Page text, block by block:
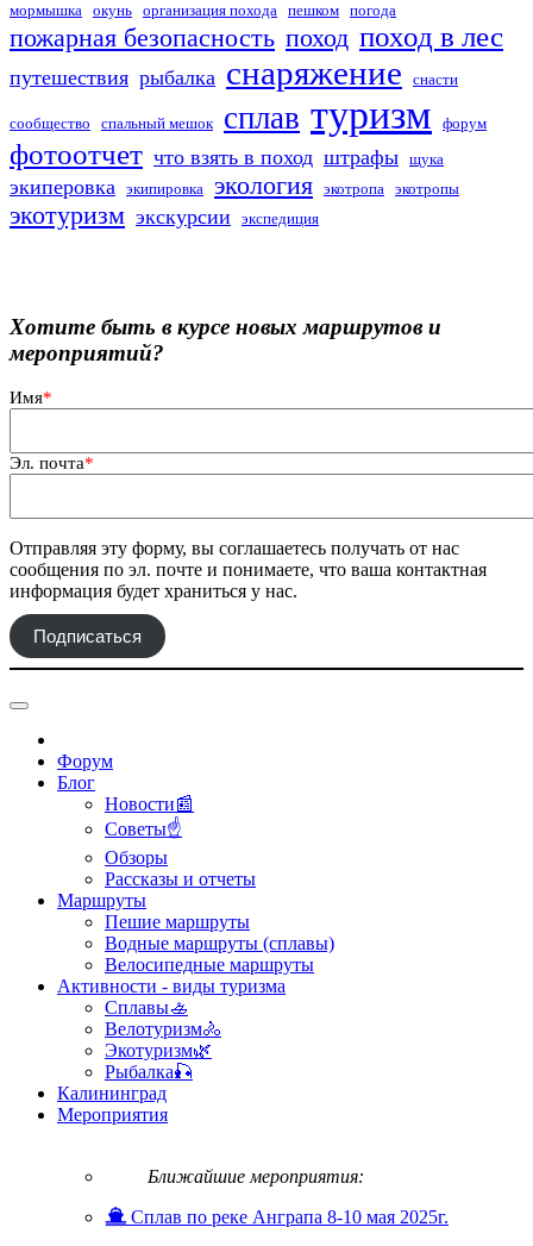
мормышка окунь организация похода пешком погода
пожарная безопасность поход поход в лес
путешествия рыбалка снаряжение снасти
сообщество спальный мешок сплав туризм форум
фотоотчет что взять в поход штрафы щука
экиперовка экипировка экология экотропа экотропы
экотуризм экскурсии экспедиция
Хотите быть в курсе новых маршрутов и
мероприятий?
Имя*
Эл. почта*
Отправляя эту форму, вы соглашаетесь получать от нас
сообщения по эл. почте и понимаете, что ваша контактная
информация будет храниться у нас.
Подписаться
Форум
Блог
Новости📰
Советы☝
Обзоры
Рассказы и отчеты
Маршруты
Пешие маршруты
Водные маршруты (сплавы)
Велосипедные маршруты
Активности - виды туризма
Сплавы🚣
Велотуризм🚴
Экотуризм🌿
Рыбалка🎣
Калининград
Мероприятия
Ближайшие мероприятия:
Сплав по реке Анграпа 8-10 мая 2025г.